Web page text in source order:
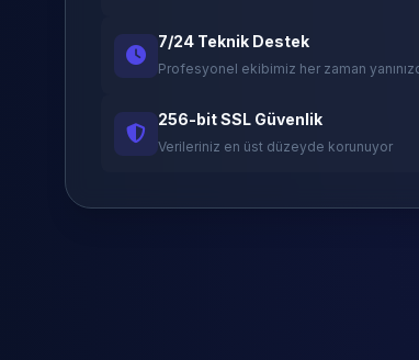
7/24 Teknik Destek
Profesyonel ekibimiz her zaman
256-bit SSL Güvenlik
Verileriniz en üst düzeyde korunuyor